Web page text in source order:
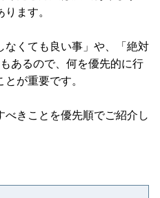
ます。
なくても良い事」や、「絶対
あるので、何を優先的に行
が重要です。
きことを優先順でご紹介し